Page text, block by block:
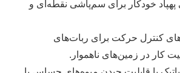
پهپاد خودکار برای سم‌پاشی نقطه‌ای و
کنترل حرکت برای ربات‌های
کار در زمین‌های ناهموار.